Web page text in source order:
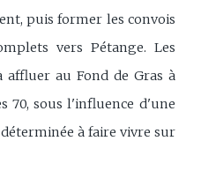
puis former les convois
vers Pétange. Les
au Fond de Gras à
70, sous l'influence d'une
à faire vivre sur